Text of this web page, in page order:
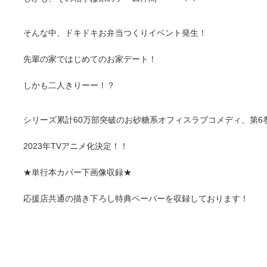
そんな中、ドキドキお弁当つくりイベント発生！
先輩の家ではじめてのお家デート！
しかも二人きりーー！？
シリーズ累計60万部突破のお砂糖系オフィスラブコメディ、第6
2023年TVアニメ化決定！！
★単行本カバー下画像収録★
応援店共通の描き下ろし特典ペーパーを収録しております！